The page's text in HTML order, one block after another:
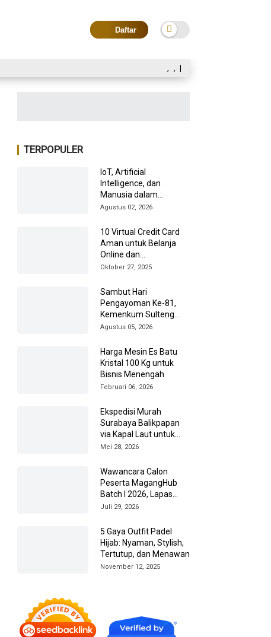
Daftar
, , |
TERPOPULER
IoT, Artificial
Intelligence, dan
Manusia dalam
Transformasi Industri
Agustus 02, 2026
10 Virtual Credit Card
Aman untuk Belanja
Online dan
Internasional
Oktober 27, 2025
Sambut Hari
Pengayoman Ke-81,
Kemenkum Sulteng
Ziarah ke TMP Tatura
Agustus 05, 2026
Harga Mesin Es Batu
Kristal 100 Kg untuk
Bisnis Menengah
Februari 06, 2026
Ekspedisi Murah
Surabaya Balikpapan
via Kapal Laut untuk
Pengiriman Barang
Mei 28, 2026
Wawancara Calon
Peserta MagangHub
Batch I 2026, Lapas
Amuntai Kedepankan
Juli 29, 2026
5 Gaya Outfit Padel
Hijab: Nyaman, Stylish,
Tertutup, dan Menawan
November 12, 2025